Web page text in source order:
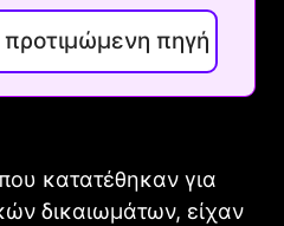
προτιμώμενη πηγή
κατατέθηκαν για
δικαιωμάτων, είχαν